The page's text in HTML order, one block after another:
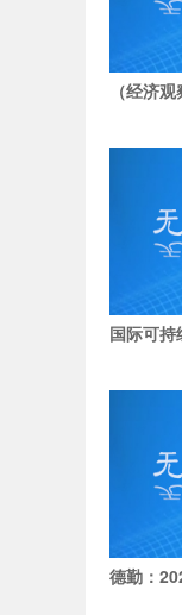
（经济
国际可
德勤：